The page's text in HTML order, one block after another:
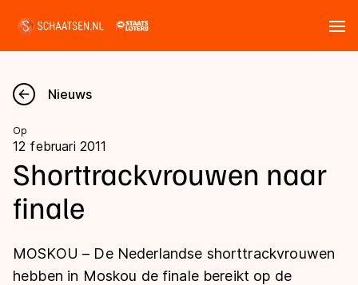
Nieuws
Kalender
Disciplines
Langebaan
Uitslagen
Nieuws
Op
12 februari 2011
Shorttrackvrouwen naar
finale
MOSKOU – De Nederlandse shorttrackvrouwen
hebben in Moskou de finale bereikt op de